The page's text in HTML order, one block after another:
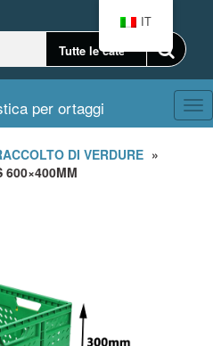
per ortaggi
DI VERDURE »
600×400MM
IT